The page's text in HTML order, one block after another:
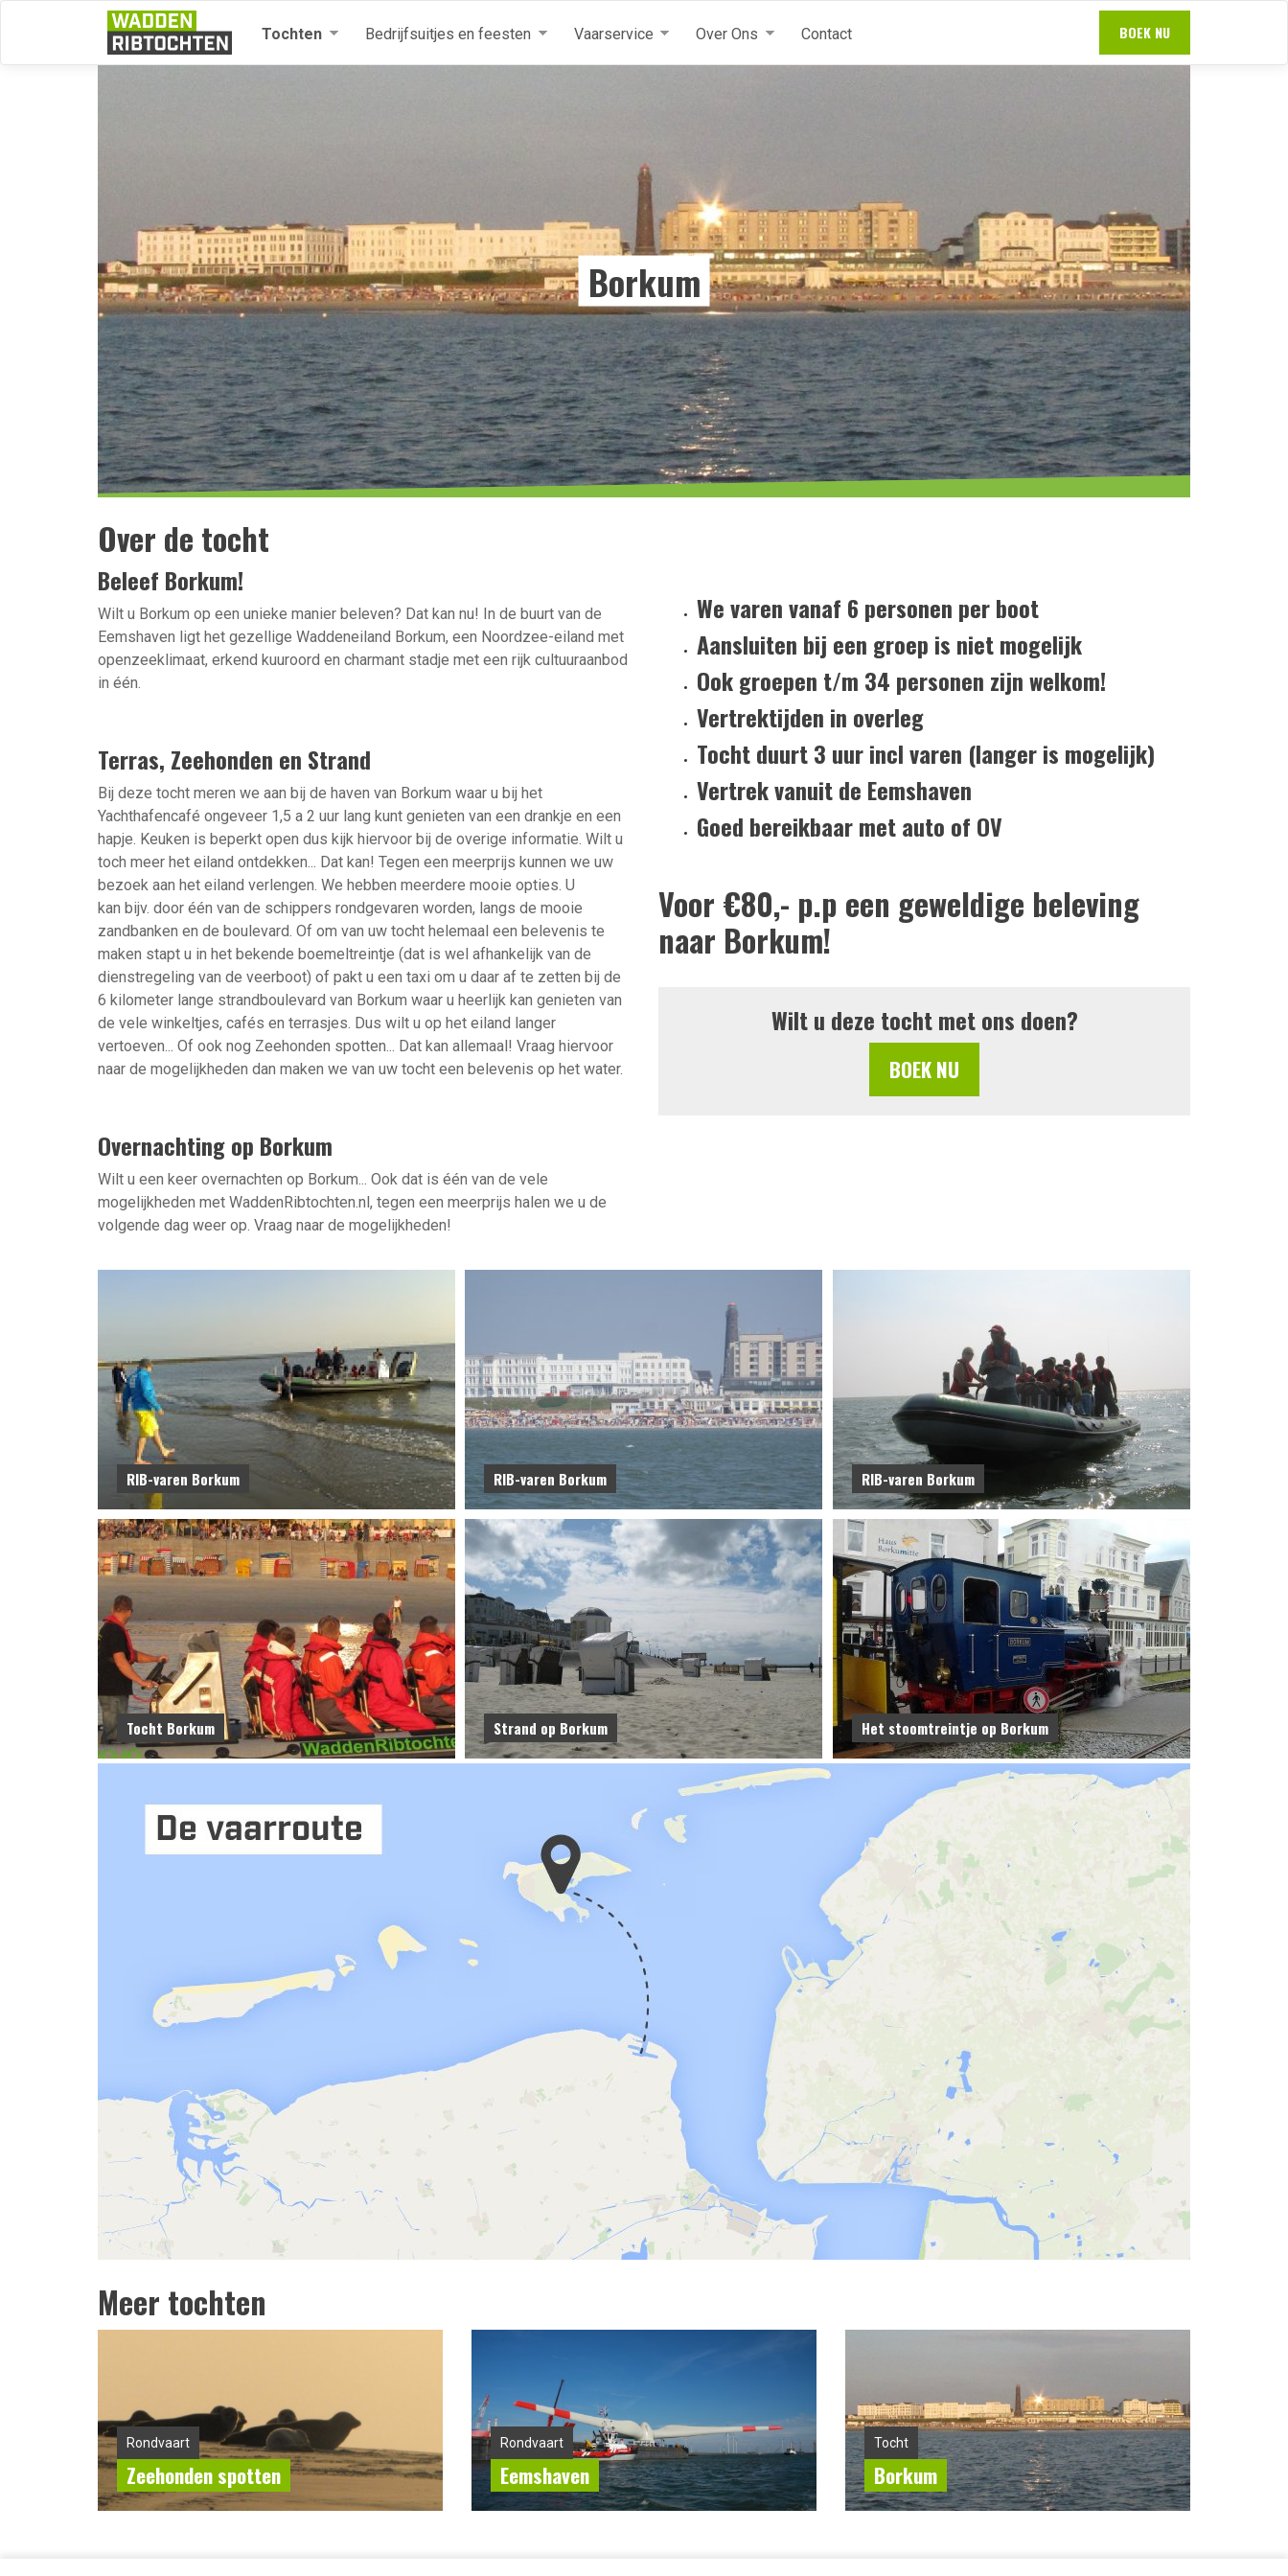
Overslaan en naar de inhoud gaan
BOEK NU
Tochten Bedrijfsuitjes en feesten Vaarservice Over Ons Contact
Borkum
Over de tocht
Beleef Borkum!
Wilt u Borkum op een unieke manier beleven? Dat kan nu! In de buurt van de
Eemshaven ligt het gezellige Waddeneiland Borkum, een Noordzee-eiland met
openzeeklimaat, erkend kuuroord en charmant stadje met een rijk cultuuraanbod
in één.
Terras, Zeehonden en Strand
Bij deze tocht meren we aan bij de haven van Borkum waar u bij het
Yachthafencafé ongeveer 1,5 a 2 uur lang kunt genieten van een drankje en een
hapje. Keuken is beperkt open dus kijk hiervoor bij de overige informatie. Wilt u
toch meer het eiland ontdekken... Dat kan! Tegen een meerprijs kunnen we uw
bezoek aan het eiland verlengen. We hebben meerdere mooie opties. U
kan bijv. door één van de schippers rondgevaren worden, langs de mooie
zandbanken en de boulevard. Of om van uw tocht helemaal een belevenis te
maken stapt u in het bekende boemeltreintje (dat is wel afhankelijk van de
dienstregeling van de veerboot) of pakt u een taxi om u daar af te zetten bij de
6 kilometer lange strandboulevard van Borkum waar u heerlijk kan genieten van
de vele winkeltjes, cafés en terrasjes. Dus wilt u op het eiland langer
vertoeven... Of ook nog Zeehonden spotten... Dat kan allemaal! Vraag hiervoor
naar de mogelijkheden dan maken we van uw tocht een belevenis op het water.
Overnachting op Borkum
Wilt u een keer overnachten op Borkum... Ook dat is één van de vele
mogelijkheden met WaddenRibtochten.nl, tegen een meerprijs halen we u de
volgende dag weer op. Vraag naar de mogelijkheden!
We varen vanaf 6 personen per boot
Aansluiten bij een groep is niet mogelijk
Ook groepen t/m 34 personen zijn welkom!
Vertrektijden in overleg
Tocht duurt 3 uur incl varen (langer is mogelijk)
Vertrek vanuit de Eemshaven
Goed bereikbaar met auto of OV
Voor €80,- p.p een geweldige beleving
naar Borkum!
Wilt u deze tocht met ons doen?
BOEK NU
RIB-varen Borkum RIB-varen Borkum RIB-varen Borkum
Tocht Borkum Strand op Borkum Het stoomtreintje op Borkum
Meer tochten
Rondvaart
Zeehonden spotten
Rondvaart
Eemshaven
Tocht
Borkum